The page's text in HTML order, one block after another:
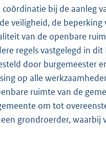
bij de aanleg
veiligheid, de beperking
van de openbare
regels vastgelegd in
door burgemeester
op alle
ruimte van de
om tot
grondroerder, waarbij